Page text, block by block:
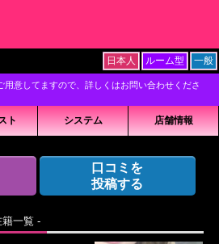
日本人 ルーム型 一般
意してますので、詳しくはお問い合わせくださ
ト システム 店舗情報
口コミを
投稿する
籍一覧 -